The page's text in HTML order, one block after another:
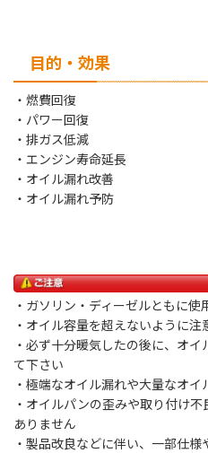
目的・効果
・燃費回復
・パワー回復
・排ガス低減
・エンジン寿命延長
・オイル漏れ改善
・オイル漏れ予防
・ガソリン・ディーゼルともに使
・オイル容量を超えないように注
・必ず十分暖気したの後に、オ
て下さい
・極端なオイル漏れや大量なオ
・オイルパンの歪みや取り付け
ありません
・製品改良などに伴い、一部仕